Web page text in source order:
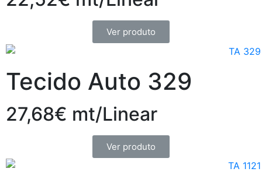
Ver produto
Tecido Auto 329
27,68€ mt/Linear
Ver produto